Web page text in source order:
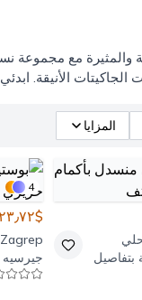
والمثيرة مع مجموعة
الجاكيتات الأنيقة.
المزايا
4
$٢٣٫٧٢
Zagrep
جيرسيه